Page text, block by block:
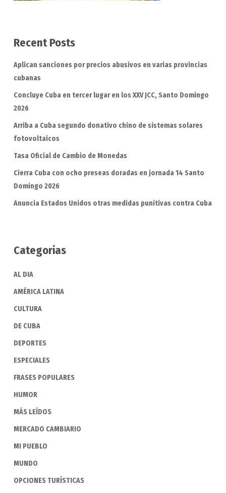
Recent Posts
Aplican sanciones por precios abusivos en varias provincias
cubanas
Concluye Cuba en tercer lugar en los XXV JCC, Santo Domingo
2026
Arriba a Cuba segundo donativo chino de sistemas solares
fotovoltaicos
Tasa Oficial de Cambio de Monedas
Cierra Cuba con ocho preseas doradas en jornada 14 Santo
Domingo 2026
Anuncia Estados Unidos otras medidas punitivas contra Cuba
Categorias
AL DIA
AMÉRICA LATINA
CULTURA
DE CUBA
DEPORTES
ESPECIALES
FRASES POPULARES
HUMOR
MÁS LEÍDOS
MERCADO CAMBIARIO
MI PUEBLO
MUNDO
OPCIONES TURÍSTICAS